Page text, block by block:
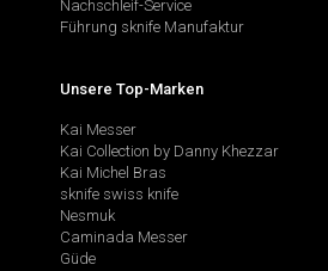
Nachschleif-Service
Führung sknife Manufaktur
Unsere Top-Marken
Kai Messer
Kai Collection by Danny Khezzar
Kai Michel Bras
sknife swiss knife
Nesmuk
Caminada Messer
Güde